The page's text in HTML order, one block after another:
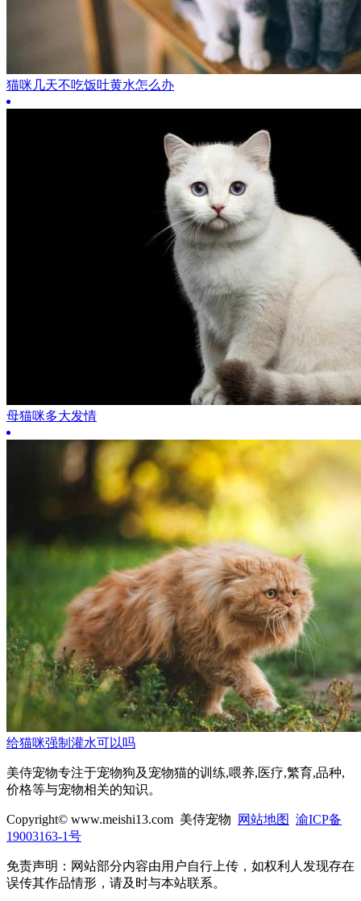
猫咪几天不吃饭吐黄水怎么办
母猫咪多大发情
给猫咪强制灌水可以吗
美侍宠物专注于宠物狗及宠物猫的训练,喂养,医疗,繁育,品种,
价格等与宠物相关的知识。
Copyright© www.meishi13.com 美侍宠物 网站地图 渝ICP备
19003163-1号
免责声明：网站部分内容由用户自行上传，如权利人发现存在
误传其作品情形，请及时与本站联系。